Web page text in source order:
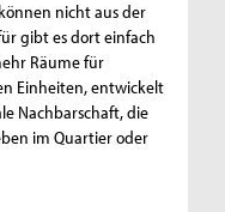
nicht aus der
gibt es dort einfach
Räume für
Einheiten, entwickelt
Nachbarschaft, die
im Quartier oder